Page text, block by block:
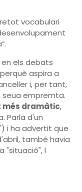
vocabulari
els debats
aspira a
i, per tant,
empremta.
dramàtic,
Parla d'un
i ha advertit que
també havia
"situació", l